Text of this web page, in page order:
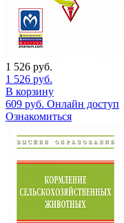
1 526 руб.
1 526 руб.
В корзину
609 руб. Онлайн доступ
Ознакомиться